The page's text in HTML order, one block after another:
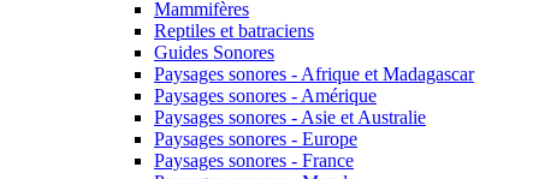
Mammifères
Reptiles et batraciens
Guides Sonores
Paysages sonores - Afrique et Madagascar
Paysages sonores - Amérique
Paysages sonores - Asie et Australie
Paysages sonores - Europe
Paysages sonores - France